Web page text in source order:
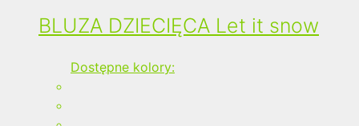
BLUZA DZIECIĘCA Let it snow
Dostępne kolory: